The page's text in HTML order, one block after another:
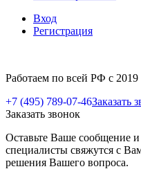
Вход
Регистрация
Работаем по всей РФ с 2019
+7 (495) 789-07-46Заказать
Заказать звонок
Оставьте Ваше сообщение
специалисты свяжутся с
решения Вашего вопроса.